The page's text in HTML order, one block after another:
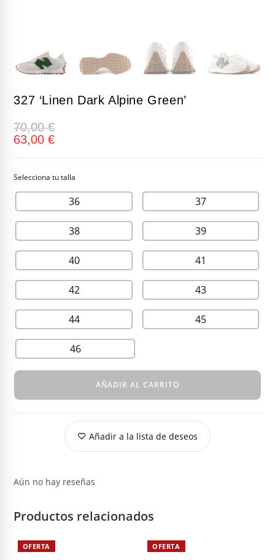
327 ‘Linen Dark Alpine Green’
70,00€
63,00€
36 37
38 39
40 41
42 43
44 45
46
AÑADIR AL CARRITO
Añadir a la lista de deseos
Aún no hay reseñas
Productos relacionados
OFERTA OFERTA